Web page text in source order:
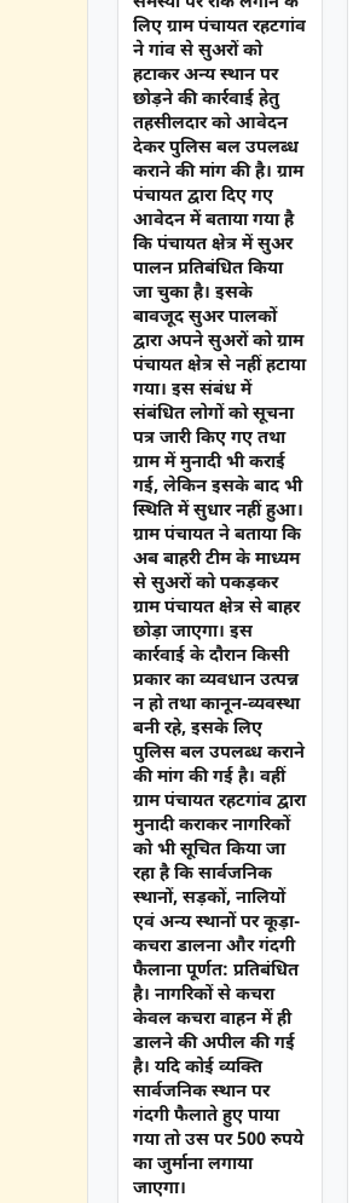
लिए ग्राम पंचायत रहटगांव
ने गांव से सुअरों को
हटाकर अन्य स्थान पर
छोड़ने की कार्रवाई हेतु
तहसीलदार को आवेदन
देकर पुलिस बल उपलब्ध
कराने की मांग की है। ग्राम
पंचायत द्वारा दिए गए
आवेदन में बताया गया है
कि पंचायत क्षेत्र में सुअर
पालन प्रतिबंधित किया
जा चुका है। इसके
बावजूद सुअर पालकों
द्वारा अपने सुअरों को ग्राम
पंचायत क्षेत्र से नहीं हटाया
गया। इस संबंध में
संबंधित लोगों को सूचना
पत्र जारी किए गए तथा
ग्राम में मुनादी भी कराई
गई, लेकिन इसके बाद भी
स्थिति में सुधार नहीं हुआ।
ग्राम पंचायत ने बताया कि
अब बाहरी टीम के माध्यम
से सुअरों को पकड़कर
ग्राम पंचायत क्षेत्र से बाहर
छोड़ा जाएगा। इस
कार्रवाई के दौरान किसी
प्रकार का व्यवधान उत्पन्न
न हो तथा कानून-व्यवस्था
बनी रहे, इसके लिए
पुलिस बल उपलब्ध कराने
की मांग की गई है। वहीं
ग्राम पंचायत रहटगांव द्वारा
मुनादी कराकर नागरिकों
को भी सूचित किया जा
रहा है कि सार्वजनिक
स्थानों, सड़कों, नालियों
एवं अन्य स्थानों पर कूड़ा-
कचरा डालना और गंदगी
फैलाना पूर्णत: प्रतिबंधित
है। नागरिकों से कचरा
केवल कचरा वाहन में ही
डालने की अपील की गई
है। यदि कोई व्यक्ति
सार्वजनिक स्थान पर
गंदगी फैलाते हुए पाया
गया तो उस पर 500 रुपये
का जुर्माना लगाया
जाएगा।